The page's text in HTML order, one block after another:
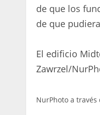
de que los
de que
El edificio
Zawrzel/
NurPhoto a través